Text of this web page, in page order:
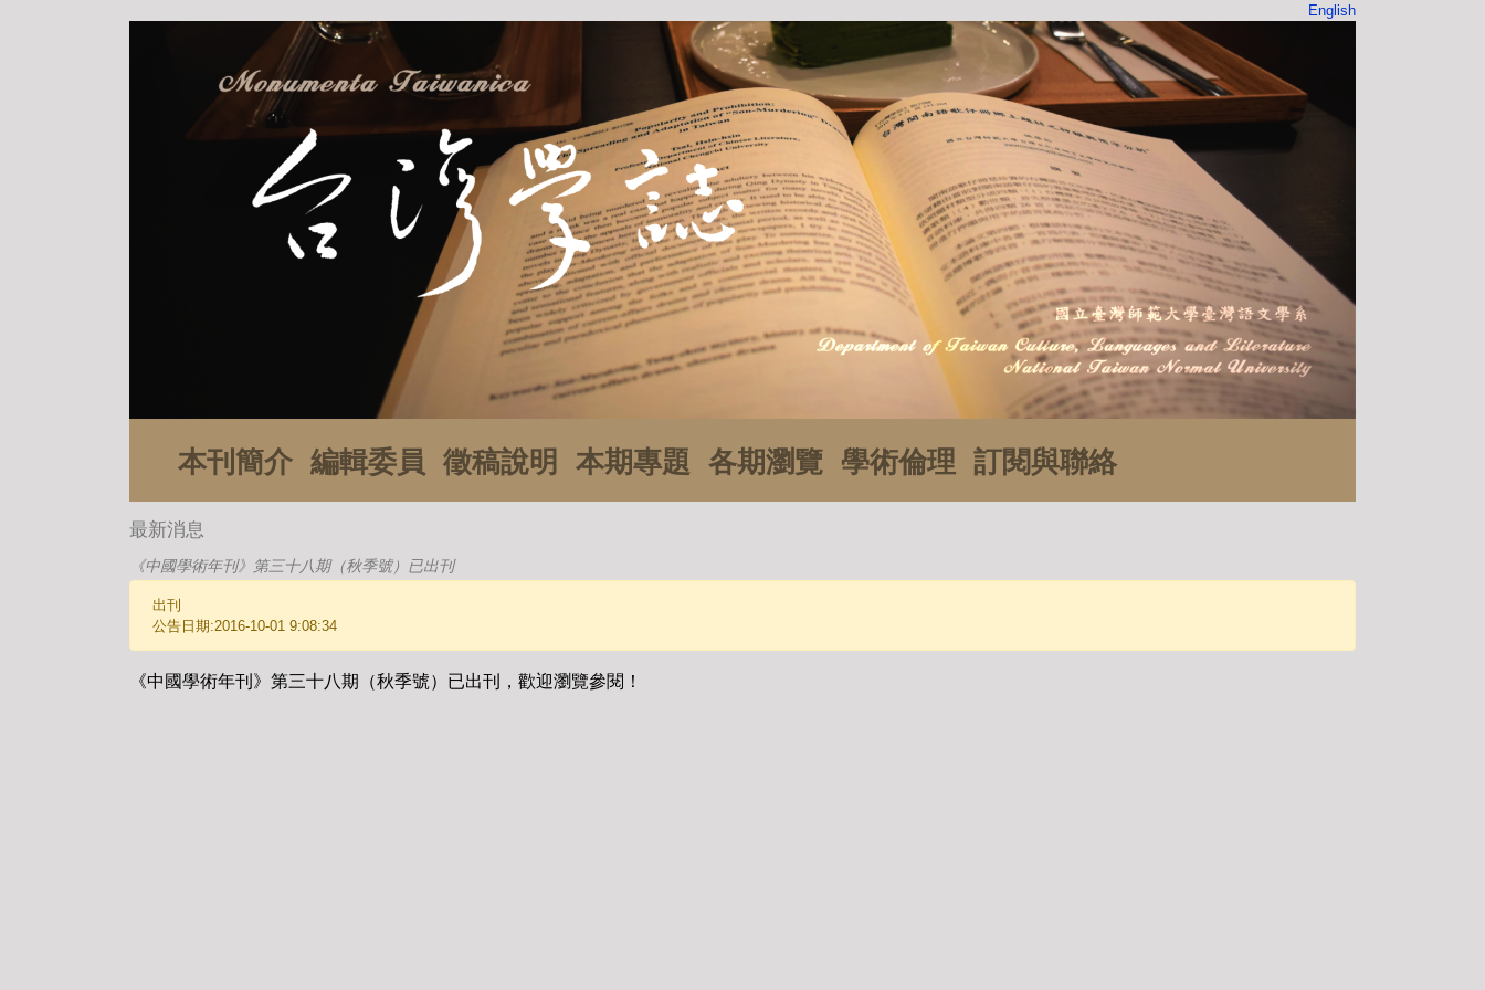
English
本刊簡介 編輯委員 徵稿說明 本期專題 各期瀏覽 學術倫理 訂閱與聯絡
最新消息
《中國學術年刊》第三十八期（秋季號）已出刊
出刊
公告日期:2016-10-01 9:08:34
《中國學術年刊》第三十八期（秋季號）已出刊，歡迎瀏覽參閱！